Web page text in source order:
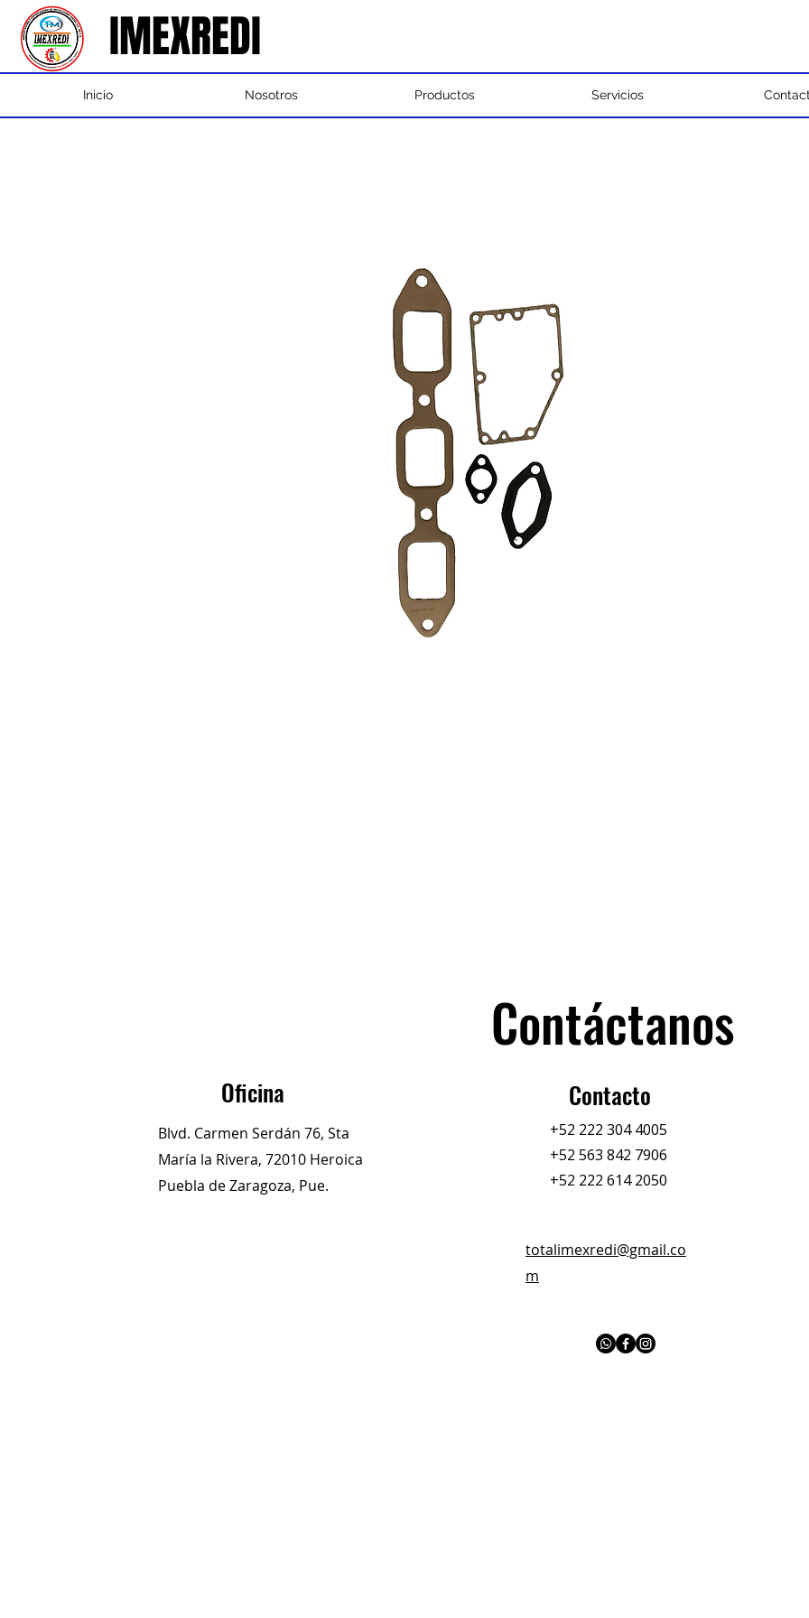
IMEXREDI
IMEXREDI
Inicio Nosotros Productos Servicios
Contáctanos
Oficina
Blvd. Carmen Serdán 76, Sta
María la Rivera, 72010 Heroica
Puebla de Zaragoza, Pue.
Contacto
+52 222 304 4005
+52 563 842 7906
+52 222 614 2050
totalimexredi@gmail.co
m